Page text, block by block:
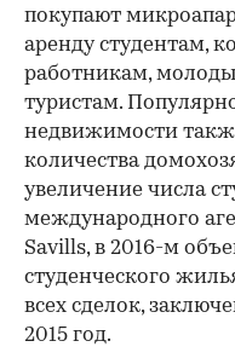
покупают
аренду студентам,
работникам,
туристам.
недвижимости
количества
увеличение числа
международного
Savills, в 2016-м
студенческого
всех сделок,
2015 год.